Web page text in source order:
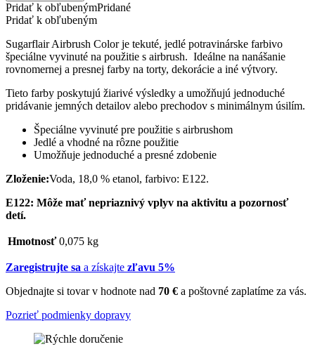
Pridať k obľubenýmPridané
Pridať k obľubeným
Sugarflair Airbrush Color je tekuté, jedlé potravinárske farbivo
špeciálne vyvinuté na použitie s airbrush. Ideálne na nanášanie
rovnomernej a presnej farby na torty, dekorácie a iné výtvory.
Tieto farby poskytujú žiarivé výsledky a umožňujú jednoduché
pridávanie jemných detailov alebo prechodov s minimálnym úsilím.
Špeciálne vyvinuté pre použitie s airbrushom
Jedlé a vhodné na rôzne použitie
Umožňuje jednoduché a presné zdobenie
Zloženie:Voda, 18,0 % etanol, farbivo: E122.
E122: Môže mať nepriaznivý vplyv na aktivitu a pozornosť
detí.
Hmotnosť 0,075 kg
Zaregistrujte sa a získajte zľavu 5%
Objednajte si tovar v hodnote nad 70 € a poštovné zaplatíme za vás.
Pozrieť podmienky dopravy